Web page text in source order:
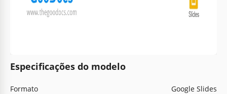
Especificações do modelo
Formato
Google Slides